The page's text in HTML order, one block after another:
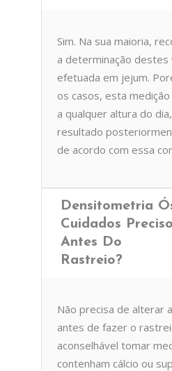
Sim. Na sua maioria,
a determinação destes
efetuada em jejum.
os casos, esta
a qualquer altura do
resultado
de acordo com essa
Densitometria
Cuidados
Antes Do
Rastreio?
Não precisa de alterar
antes de fazer o
aconselhável tomar
contenham cálcio ou